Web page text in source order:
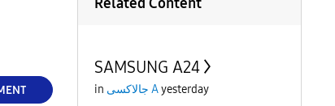
SAMSUNG A24
in جالاكسى Ayesterday